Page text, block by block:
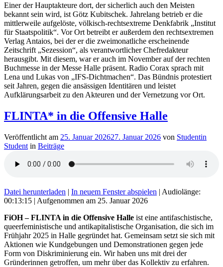
Einer der Hauptakteure dort, der sicherlich auch den Meisten
bekannt sein wird, ist Götz Kubitschek. Jahrelang betrieb er die
mittlerweile aufgelöste, völkisch-rechtsextreme Denkfabrik „Institut
für Staatspolitik“. Vor Ort betreibt er außerdem den rechtsextremen
Verlag Antaios, bei der er die zweimonatliche erscheinende
Zeitschrift „Sezession“, als verantwortlicher Chefredakteur
herausgibt. Mit diesem, war er auch im November auf der rechten
Buchmesse in der Messe Halle präsent. Radio Corax sprach mit
Lena und Lukas von „IFS-Dichtmachen“. Das Bündnis protestiert
seit Jahren, gegen die ansässigen Identitären und leistet
Aufklärungsarbeit zu den Akteuren und der Vernetzung vor Ort.
FLINTA* in die Offensive Halle
Veröffentlicht am 25. Januar 202627. Januar 2026 von Studentin
Student in Beiträge
Datei herunterladen | In neuem Fenster abspielen | Audiolänge:
00:13:15 | Aufgenommen am 25. Januar 2026
FiOH – FLINTA in die Offensive Halle ist eine antifaschistische,
queerfeministische und antikapitalistische Organisation, die sich im
Frühjahr 2025 in Halle gegründet hat. Gemeinsam setzt sie sich mit
Aktionen wie Kundgebungen und Demonstrationen gegen jede
Form von Diskriminierung ein. Wir haben uns mit drei der
Gründerinnen getroffen, um mehr über das Kollektiv zu erfahren.